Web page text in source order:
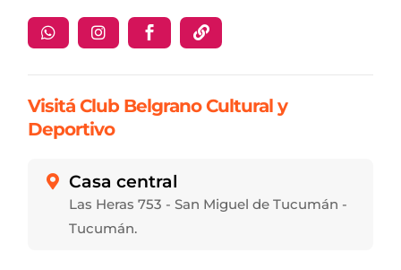
   
Visitá Club Belgrano Cultural y
Deportivo
 Casa central
Las Heras 753 - San Miguel de Tucumán -
Tucumán.